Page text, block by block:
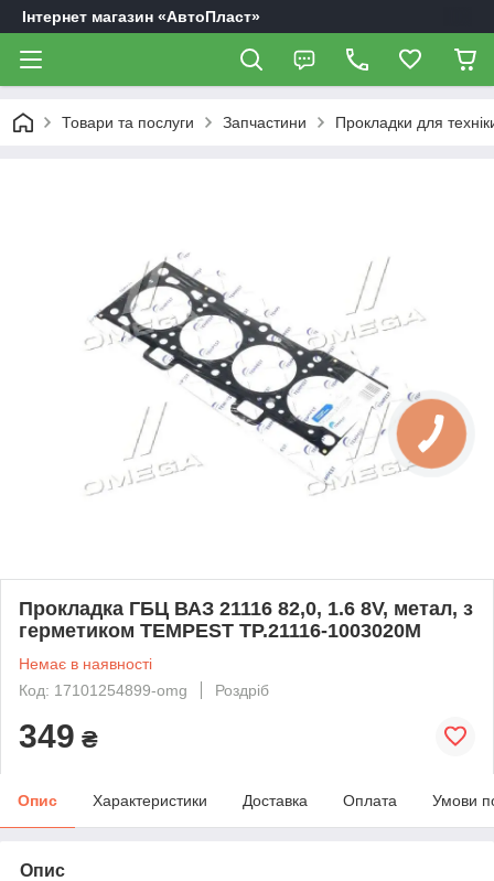
Інтернет магазин «АвтоПласт»
Товари та послуги Запчастини Прокладки для
Прокладка ГБЦ ВАЗ 21116 82,0, 1.6 8V, метал, з
герметиком TEMPEST TP.21116-1003020М
Немає в наявності
Код: 17101254899-omg
Роздріб
349 ₴
Опис Характеристики Доставка Оплата Умови
Опис